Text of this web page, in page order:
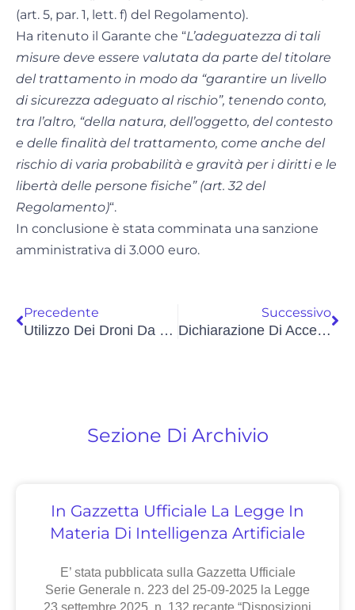
(art. 5, par. 1, lett. f) del Regolamento).
Ha ritenuto il Garante che “L’adeguatezza di tali
misure deve essere valutata da parte del titolare
del trattamento in modo da “garantire un livello
di sicurezza adeguato al rischio”, tenendo conto,
tra l’altro, “della natura, dell’oggetto, del contesto
e delle finalità del trattamento, come anche del
rischio di varia probabilità e gravità per i diritti e le
libertà delle persone fisiche” (art. 32 del
Regolamento)“.
In conclusione è stata comminata una sanzione
amministrativa di 3.000 euro.
Precedente
Utilizzo Dei Droni Da Parte Delle Forze Di Polizia
Successivo
Dichiarazione Di Accessibilità: La Scadenza Per I Privati E Le PA
Sezione Di Archivio
In Gazzetta Ufficiale La Legge In
Materia Di Intelligenza Artificiale
E’ stata pubblicata sulla Gazzetta Ufficiale
Serie Generale n. 223 del 25-09-2025 la Legge